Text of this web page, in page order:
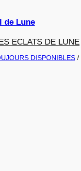
de Lune
ECLATS DE LUNE
DISPONIBLES /